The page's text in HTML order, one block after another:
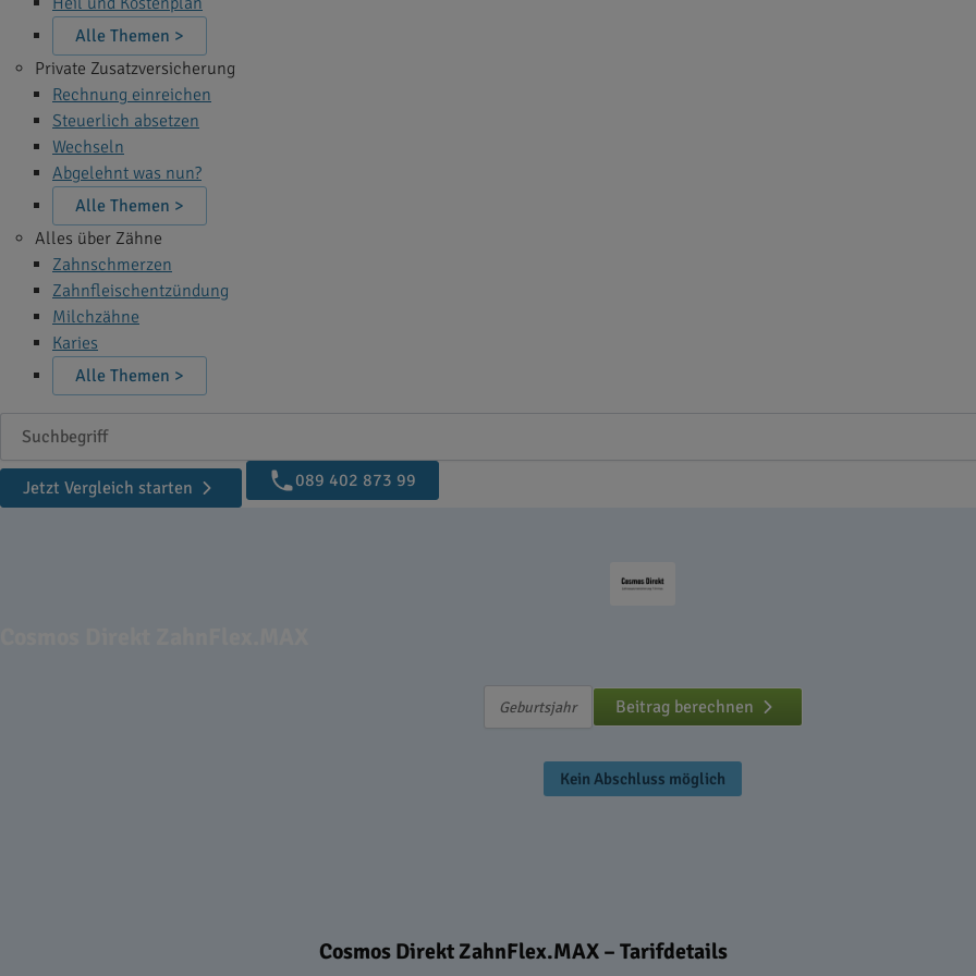
Alle Themen >
Private Zusatzversicherung
Rechnung einreichen
Steuerlich absetzen
Wechseln
Abgelehnt was nun?
Alle Themen >
Alles über Zähne
Zahnschmerzen
Zahnfleischentzündung
Milchzähne
Karies
Alle Themen >
Suchbegriff
Jetzt Vergleich starten
089 402 873 99
Beitrag berechnen
Kein Abschluss möglich
Cosmos Direkt ZahnFlex.MAX – Tarifdetails